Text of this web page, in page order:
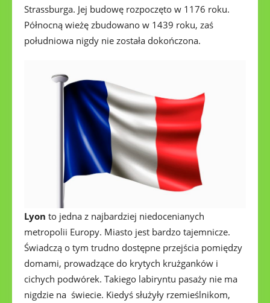
Strassburga. Jej budowę rozpoczęto w 1176 roku.
Północną wieżę zbudowano w 1439 roku, zaś
południowa nigdy nie została dokończona.
Lyon to jedna z najbardziej niedocenianych
metropolii Europy. Miasto jest bardzo tajemnicze.
Świadczą o tym trudno dostępne przejścia pomiędzy
domami, prowadzące do krytych krużganków i
cichych podwórek. Takiego labiryntu pasaży nie ma
nigdzie na świecie. Kiedyś służyły rzemieślnikom,